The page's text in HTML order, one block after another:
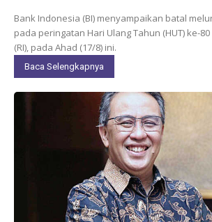
Bank Indonesia (BI) menyampaikan batal
pada peringatan Hari Ulang Tahun (HUT) ke-
(RI), pada Ahad (17/8) ini.
Baca Selengkapnya